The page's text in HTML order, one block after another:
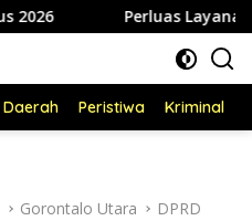
Perluas Layanan
Daerah Peristiwa Kriminal
Gorontalo Utara
DPRD